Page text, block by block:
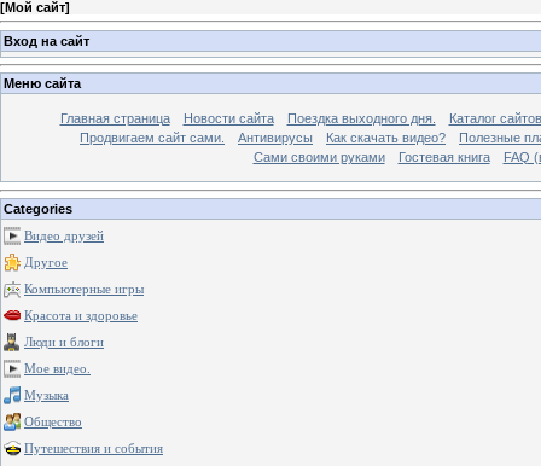
[Мой сайт]
Вход на сайт
Меню сайта
Главная страница Новости сайта Поездка выходного дня.
Каталог сайтов
Продвигаем сайт сами.
Антивирусы Как скачать видео?
Полезные
Сами своими руками
Гостевая книга FAQ
Categories
Видео друзей
Другое
Компьютерные игры
Красота и здоровье
Люди и блоги
Мое видео.
Музыка
Общество
Путешествия и события